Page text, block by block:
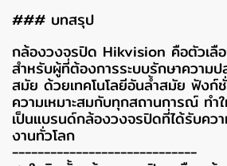
### บทสรุป
กล้องวงจรปิด Hikvision คือตัวเลื
สำหรับผู้ที่ต้องการระบบรักษาความ
สมัย ด้วยเทคโนโลยีอันล้ำสมัย ฟังก์
ความเหมาะสมกับทุกสถานการณ์ ท
เป็นแบรนด์กล้องวงจรปิดที่ได้รับควา
งานทั่วโลก
-----------------------------